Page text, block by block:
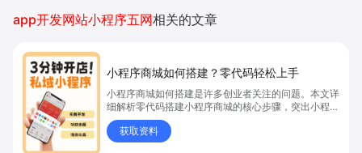
app开发网站小程序五网相关的文章
小程序商城如何搭建？零代码轻松上手
小程序商城如何搭建是许多创业者关注的问题。本文详
细解析零代码搭建小程序商城的核心步骤，突出小程序
商城、商城搭建与零代码开店优势，帮助你轻松实现商
品上架、全渠道销售及高效会员运营，快速开启线上卖
货新模式。点击获取详细操作指南！
获取资料